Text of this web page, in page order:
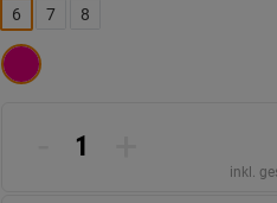
6 7 8
inkl.